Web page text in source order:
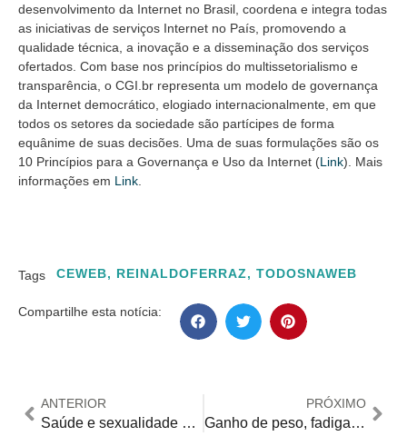
desenvolvimento da Internet no Brasil, coordena e integra todas
as iniciativas de serviços Internet no País, promovendo a
qualidade técnica, a inovação e a disseminação dos serviços
ofertados. Com base nos princípios do multissetorialismo e
transparência, o CGI.br representa um modelo de governança
da Internet democrático, elogiado internacionalmente, em que
todos os setores da sociedade são partícipes de forma
equânime de suas decisões. Uma de suas formulações são os
10 Princípios para a Governança e Uso da Internet (Link). Mais
informações em Link
Tags CEWEB, REINALDOFERRAZ, TODOSNAWEB
Compartilhe esta notícia:
ANTERIOR
Saúde e sexualidade para pessoas com incontinência urinária
PRÓXIMO
Ganho de peso, fadiga e visão turva: o que esses sintomas podem ter em comum?